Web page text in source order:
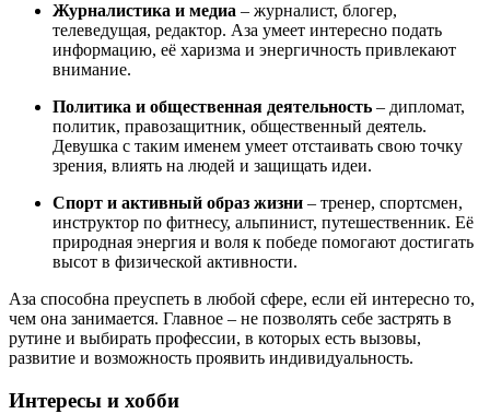
Журналистика и медиа – журналист, блогер,
телеведущая, редактор. Аза умеет интересно подать
информацию, её харизма и энергичность привлекают
внимание.
Политика и общественная деятельность – дипломат,
политик, правозащитник, общественный деятель.
Девушка с таким именем умеет отстаивать свою точку
зрения, влиять на людей и защищать идеи.
Спорт и активный образ жизни – тренер, спортсмен,
инструктор по фитнесу, альпинист, путешественник. Её
природная энергия и воля к победе помогают достигать
высот в физической активности.
Аза способна преуспеть в любой сфере, если ей интересно то,
чем она занимается. Главное – не позволять себе застрять в
рутине и выбирать профессии, в которых есть вызовы,
развитие и возможность проявить индивидуальность.
Интересы и хобби